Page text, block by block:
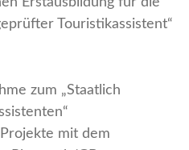
Touristikassistent“
zum „Staatlich
mit dem